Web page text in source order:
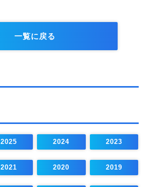
一覧に戻る
2025 2024 2023
2021 2020 2019